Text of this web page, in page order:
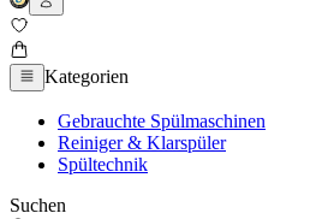
Kategorien
Gebrauchte Spülmaschinen
Reiniger & Klarspüler
Spültechnik
Suchen